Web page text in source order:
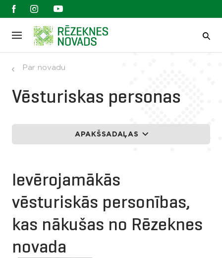
Par novadu
Vēsturiskas personas
APAKŠSADAĻAS
Ievērojamākās
vēsturiskās personības,
kas nākušas no Rēzeknes
novada